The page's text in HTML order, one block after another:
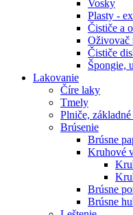
Vosky
Plasty -
Čističe a
Oživovač
Čističe
Špongie,
Lakovanie
Číre laky
Tmely
Plniče,
Brúsenie
Brúsne
Kruhové
Brúsne
Brúsne